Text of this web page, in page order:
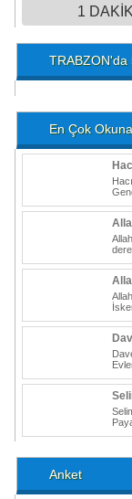
1
TRABZON'da
En Çok
Anket